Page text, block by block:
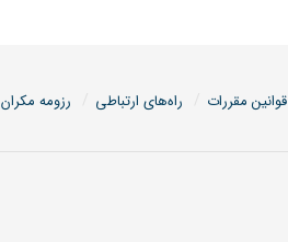
قوانین مقررات راه‌های ارتباطی رزومه مکران